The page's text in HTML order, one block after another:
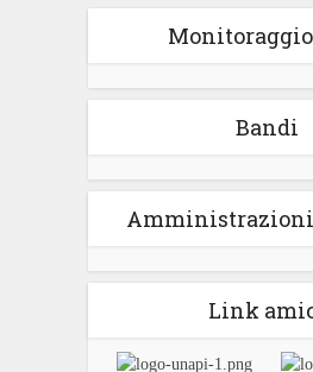
Bandi
Link